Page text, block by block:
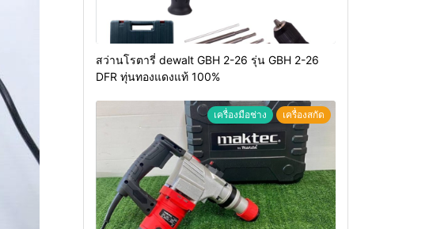
สว่านโรตารี่ dewalt GBH 2-26 รุ่น GBH 2-26
DFR ทุ่นทองแดงแท้ 100%
เครื่องมือช่าง เครื่องสกัด